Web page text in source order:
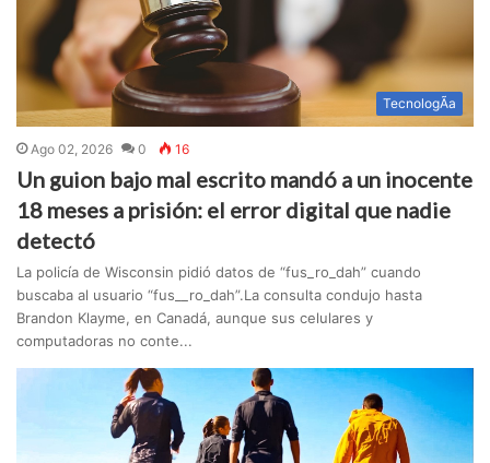
TecnologÃ­a
Ago 02, 2026 0 16
Un guion bajo mal escrito mandó a un inocente
18 meses a prisión: el error digital que nadie
detectó
La policía de Wisconsin pidió datos de “fus_ro_dah” cuando
buscaba al usuario “fus__ro_dah”.La consulta condujo hasta
Brandon Klayme, en Canadá, aunque sus celulares y
computadoras no conte...